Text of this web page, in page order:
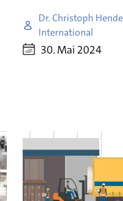
Dr. Christoph
International
30. Mai 2024